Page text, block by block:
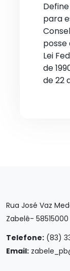
para
Lei
de
de 22
Rua José Vaz
Zabelê- 58515000
Telefone: (83)
Email: